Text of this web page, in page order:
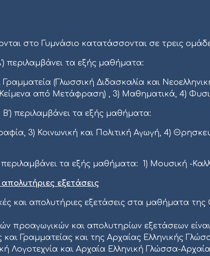
στο Γυμνάσιο κατατάσσονται σε τρεις
περιλαμβάνει τα εξής μαθήματα:
(Γλωσσική Διδασκαλία και
από Μετάφραση) , 3) Μαθηματικά, 4)
περιλαμβάνει τα εξής μαθήματα:
3) Κοινωνική και Πολιτική Αγωγή, 4)
τα εξής μαθήματα: 1) Μουσική -
εξετάσεις
και απολυτήριες εξετάσεις στα μαθήματα
προαγωγικών και απολυτηρίων εξετάσεων
Γραμματείας και της Αρχαίας Ελληνικής
Λογοτεχνία και Αρχαία Ελληνική Γλώσσα-